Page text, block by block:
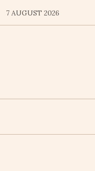
7 AUGUST 2026